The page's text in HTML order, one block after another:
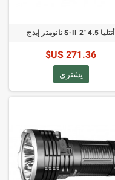
أنتليا S-II 2" 4.5 نانومتر إيدج
271.36 US$
يشترى